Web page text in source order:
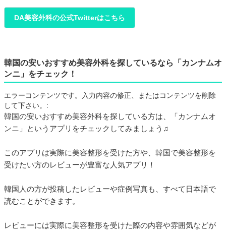
DA美容外科の公式Twitterはこちら
韓国の安いおすすめ美容外科を探しているなら「カンナムオ
ンニ」をチェック！
エラーコンテンツです。入力内容の修正、またはコンテンツを削除
して下さい。:
韓国の安いおすすめ美容外科を探している方は、「カンナムオ
ンニ」というアプリをチェックしてみましょう♫
このアプリは実際に美容整形を受けた方や、韓国で美容整形を
受けたい方のレビューが豊富な人気アプリ！
韓国人の方が投稿したレビューや症例写真も、すべて日本語で
読むことができます。
レビューには実際に美容整形を受けた際の内容や雰囲気などが